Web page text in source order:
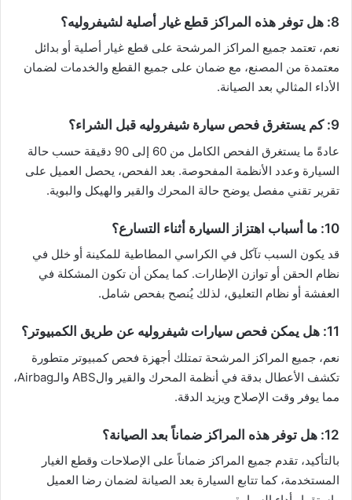
8: هل توفر هذه المراكز قطع غيار أصلية لشيفروليه؟
نعم، تعتمد جميع المراكز المرشحة على قطع غيار أصلية أو بدائل
معتمدة من المصنع، مع ضمان على جميع القطع والخدمات لضمان
الأداء المثالي بعد الصيانة.
9: كم يستغرق فحص سيارة شيفروليه قبل الشراء؟
عادةً ما يستغرق الفحص الكامل من 60 إلى 90 دقيقة حسب حالة
السيارة وعدد الأنظمة المفحوصة. بعد الفحص، يحصل العميل على
تقرير تقني مفصل يوضح حالة المحرك والقير والهيكل والبوية.
10: ما أسباب اهتزاز السيارة أثناء التسارع؟
قد يكون السبب تآكل في الكراسي المطاطية للمكينة أو خلل في
نظام الحقن أو توازن الإطارات. كما يمكن أن تكون المشكلة في
العفشة أو نظام التعليق، لذلك يُنصح بفحص شامل.
11: هل يمكن فحص سيارات شيفروليه عن طريق الكمبيوتر؟
نعم، جميع المراكز المرشحة تمتلك أجهزة فحص كمبيوتر متطورة
تكشف الأعطال بدقة في أنظمة المحرك والقير والABS والـAirbag،
مما يوفر وقت الإصلاح ويزيد الدقة.
12: هل توفر هذه المراكز ضماناً بعد الصيانة؟
بالتأكيد، تقدم جميع المراكز ضماناً على الإصلاحات وقطع الغيار
المستخدمة، كما تتابع السيارة بعد الصيانة لضمان رضا العميل